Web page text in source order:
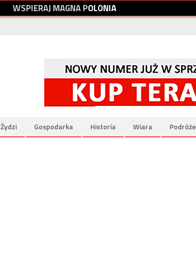
WSPIERAJMAGNAPOLONIA
Żydzi Gospodarka Historia Wiara Podróże